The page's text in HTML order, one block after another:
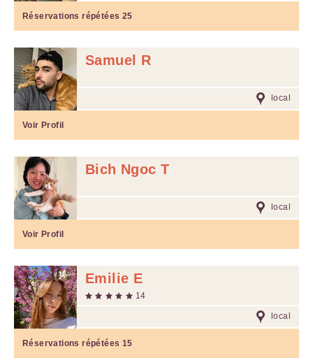
Réservations répétées 25
Samuel R
local
Voir Profil
Bich Ngoc T
local
Voir Profil
Emilie E
14
local
Réservations répétées 15